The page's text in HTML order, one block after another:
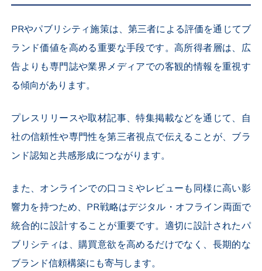
PRやパブリシティ施策は、第三者による評価を通じてブ
ランド価値を高める重要な手段です。高所得者層は、広
告よりも専門誌や業界メディアでの客観的情報を重視す
る傾向があります。
プレスリリースや取材記事、特集掲載などを通じて、自
社の信頼性や専門性を第三者視点で伝えることが、ブラ
ンド認知と共感形成につながります。
また、オンラインでの口コミやレビューも同様に高い影
響力を持つため、PR戦略はデジタル・オフライン両面で
統合的に設計することが重要です。適切に設計されたパ
ブリシティは、購買意欲を高めるだけでなく、長期的な
ブランド信頼構築にも寄与します。